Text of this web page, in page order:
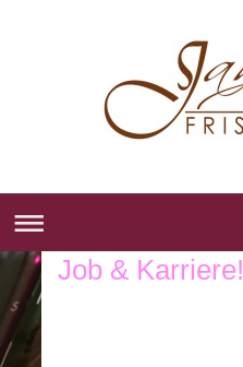
Job & Karriere!